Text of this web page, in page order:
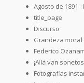
Agosto de 1891 -
title_page
Discurso
Grandeza moral
Federico
¡Allá van
Fotografías